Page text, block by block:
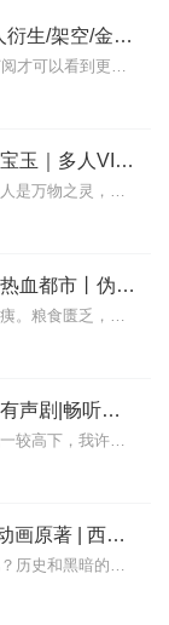
漫威之DNF分解大师/战争同人衍生/架空/金手指/搞笑穿越/位面
简介：每天10点二更，不见不散！订阅才可以看到更新哦！内容简介：~夏之夜穿越了，穿越到了漫威电影的世界中!“但是，直接出现在了枪林弹雨的战场上，是个什么开局啊?...
蛊真人｜大爱仙尊｜热血｜老宝玉｜多人VIP免费有声剧
内容简介【黑暗文反派流封神之作】人是万物之灵，蛊是天地真精。一个穿越者不断重生的故事。一个养蛊、炼蛊、用蛊的奇特世界。配音组（男角色）老宝玉旁白...
第九特区丨头陀渊演播丨搞笑热血都市丨伪戒丨VIP免费多人有声剧
【内容简介】灾变过后，大地满目疮痍。粮食匮乏，资源紧俏，局势混乱……一位从待规划区杀出来的青年，背对着漫天黄沙，孤身来到九区谋生，却不曾想偶然结识三五好友，一念...
大奉打更人丨头陀渊领衔多人有声剧|畅听全集|王鹤棣、田曦薇主演影视剧原著|卖报小郎君
【冒泡有奖】听说杨千幻那厮要与我一较高下，我许七安要开始装叉了！快进入声音播放页戳下方输入框，冒个泡偷偷告诉我，我要用哪些诗词才能胜过他？说得好的，有赏！202...
诡秘之主 | 多人有声剧丨同名动画原著 | 西幻克苏鲁 | 乌贼作品
蒸汽与机械的浪潮中，谁能触及非凡？历史和黑暗的迷雾里，又是谁在耳语？我从诡秘中醒来，睁眼看见这个世界：枪械，大炮，巨舰，飞空艇，差分机；魔药，占卜，诅咒，倒吊人...